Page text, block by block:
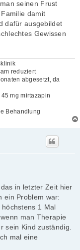
seinen Frust
damit
dafür ausgebildet
Gewissen
reduziert
abgesetzt, da
mg mirtazapin
Behandlung
in letzter Zeit hier
ein Problem war:
1 Mal
man Therapie
sein Kind zuständig.
mal eine